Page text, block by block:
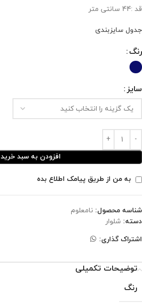
قد :44 سانتی متر
جدول سایزبندی
رنگ
سایز
افزودن به سبد خرید
به من از طریق پیامک اطلاع بده
شناسه محصول: نامعلوم
دسته: شلوار
اشتراک گذاری:
توضیحات تکمیلی
رنگ